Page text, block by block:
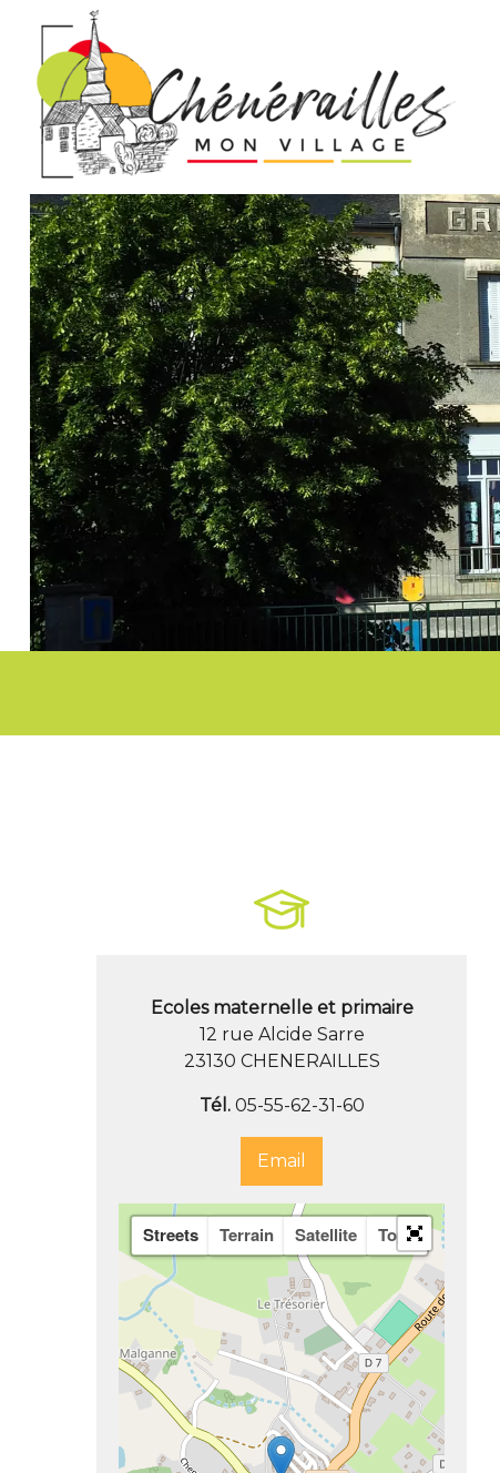
Ecoles maternelle et primaire
12 rue Alcide Sarre
23130 CHENERAILLES
Tél.05-55-62-31-60
Email
Streets Terrain Satellite Topo